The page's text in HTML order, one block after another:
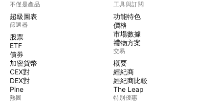
不僅是產品
超級圖表
篩選器
股票
ETF
債券
加密貨幣
CEX對
DEX對
Pine
熱圖
工具與訂閱
功能特色
價格
市場數據
禮物方案
交易
概要
經紀商
經紀商比較
The Leap
特別優惠